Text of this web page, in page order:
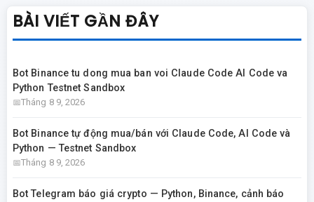
BÀI VIẾT GẦN ĐÂY
Bot Binance tu dong mua ban voi Claude Code AI Code va
Python Testnet Sandbox
Tháng 8 9, 2026
Bot Binance tự động mua/bán với Claude Code, AI Code và
Python — Testnet Sandbox
Tháng 8 9, 2026
Bot Telegram báo giá crypto — Python, Binance, cảnh báo